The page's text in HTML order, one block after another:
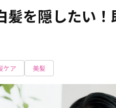
髪を隠したい
ケア 美髪